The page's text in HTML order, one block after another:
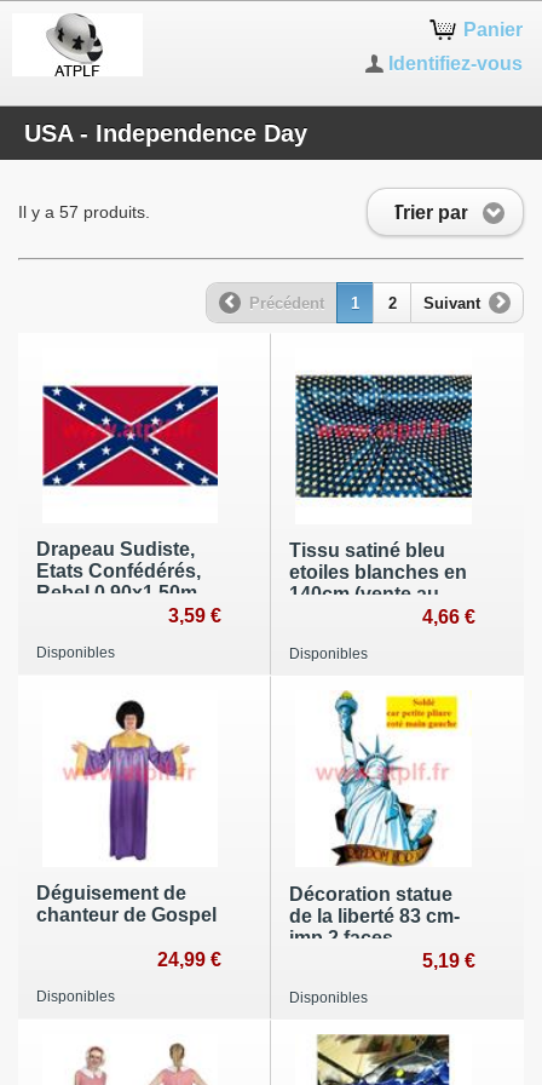
Panier
Identifiez-vous
USA - Independence Day
Trier par
Il y a 57 produits.
Précédent 1 2 Suivant
Drapeau Sudiste,
Etats Confédérés,
Rebel 0.90x1.50m
3,59 €
Disponibles
Tissu satiné bleu
etoiles blanches en
140cm (vente au
4,66 €
Disponibles
Déguisement de
chanteur de Gospel
24,99 €
Disponibles
Décoration statue
de la liberté 83 cm-
imp 2 faces
5,19 €
Disponibles